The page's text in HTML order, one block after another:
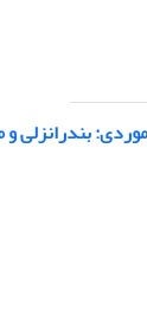
بندرانزلی